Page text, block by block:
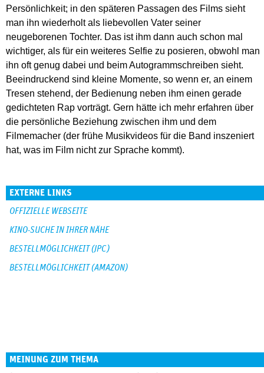
Persönlichkeit; in den späteren Passagen des Films sieht
man ihn wiederholt als liebevollen Vater seiner
neugeborenen Tochter. Das ist ihm dann auch schon mal
wichtiger, als für ein weiteres Selfie zu posieren, obwohl man
ihn oft genug dabei und beim Autogrammschreiben sieht.
Beeindruckend sind kleine Momente, so wenn er, an einem
Tresen stehend, der Bedienung neben ihm einen gerade
gedichteten Rap vorträgt. Gern hätte ich mehr erfahren über
die persönliche Beziehung zwischen ihm und dem
Filmemacher (der frühe Musikvideos für die Band inszeniert
hat, was im Film nicht zur Sprache kommt).
EXTERNE LINKS
OFFIZIELLE WEBSEITE
KINO-SUCHE IN IHRER NÄHE
BESTELLMÖGLICHKEIT (JPC)
BESTELLMÖGLICHKEIT (AMAZON)
MEINUNG ZUM THEMA